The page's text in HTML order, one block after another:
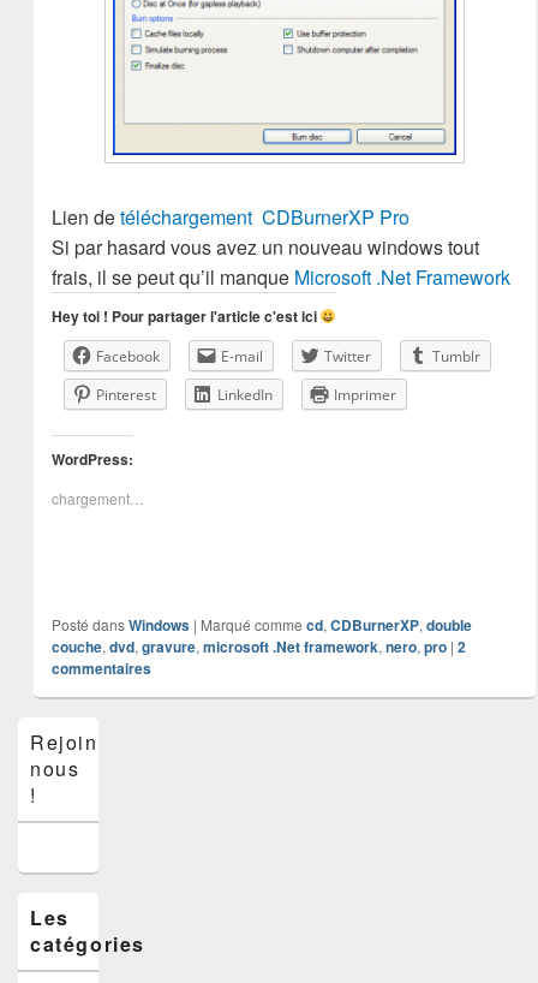
Lien detéléchargement CDBurnerXP Pro
Si par hasard vous avez un nouveau windows tout
frais, il se peut qu’il manque Microsoft .Net Framework
Hey toi ! Pour partager l'article c'est ici
Facebook E-mail Twitter
Tumblr
Pinterest
LinkedIn Imprimer
WordPress:
chargement…
Posté dans Windows | Marqué comme cd, CDBurnerXP, double
couche, dvd, gravure, microsoft .Net framework, nero, pro | 2
commentaires
principale
de
widget
latérale
Rejoins-
nous
!
Les
catégories